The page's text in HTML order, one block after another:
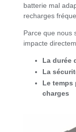
batterie mal
recharges
Parce que nous
impacte
La durée
La
Le temps
charges